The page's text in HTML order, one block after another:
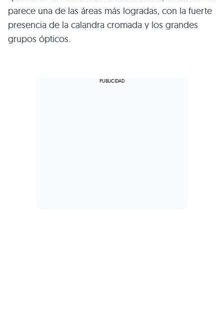
parece una de las áreas más logradas, con la fuerte
presencia de la calandra cromada y los grandes
grupos ópticos.